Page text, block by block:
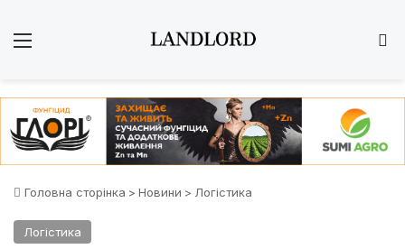
Головна сторінка > Новини > Логістика
Логістика